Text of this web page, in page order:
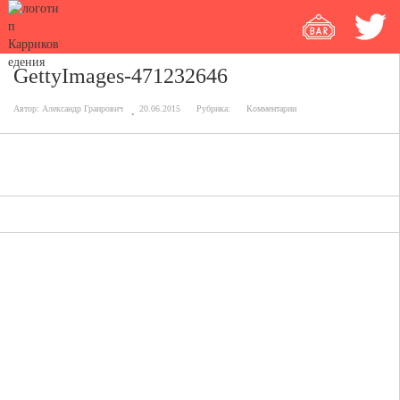
GettyImages-471232646
Автор: Александр Граирович 20.06.2015 Рубрика: Комментарии